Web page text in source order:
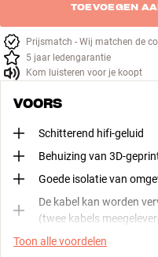
TOEVOEGEN
Prijsmatch - Wij matchen de
5 jaar ledengarantie
Kom luisteren voor je koopt
VOORS
Schitterend hifi-geluid
Behuizing van 3D-
Goede isolatie van
De kabel kan worden
(twee kabels
Toon alle voordelen